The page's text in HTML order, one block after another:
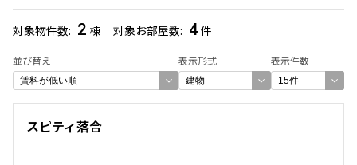
対象物件数 2 棟 対象お部屋数 4 件
並び替え 表示形式 表示件数
大江戸線
(895)
選択中の駅
中井 (4)
スピティ落合